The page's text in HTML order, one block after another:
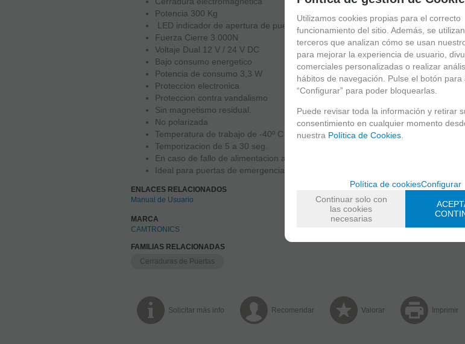
Potencia 300 Kg
LED indicador de apertura de puerta
Fuerza Cierre 3.000N
Voltaje Dual 12 V / 24 V DC
Bajo consumo energetico
Potencia de consumo 3,3 W
Proteccion electronica
Proteccion contra vandalismo
Sin magnetismo residual.
No polarizada
Temperatura de trabajo de -40º C a + 70 º C
Temporizacion de 5 a 30 seg.
En caso de fallo de alimentacion apertura de puertas.
Ideal para puertas de emergencias.
ENLACES RELACIONADOS
Manual de Usuario
MARCA
CAMTRONICS
FAMILIAS RELACIONADAS
Cerraduras de Puertas
Solicitar más info Recomendar Valorar Imprimir
Utilizamos cookies propias para el correcto
funcionamiento del sitio. Además, se
terceros que analizan cómo se usan
para mejorar la experiencia de usuario,
comerciales personalizadas o realizar
hábitos de navegación. Pulse el botón para
“Configurar” para poder bloquearlas.
Puede revisar toda la información y retirar
consentimiento en cualquier momento
nuestra Política de Cookies
Política de cookiesConfigurar
Continuar solo con
las cookies
necesarias